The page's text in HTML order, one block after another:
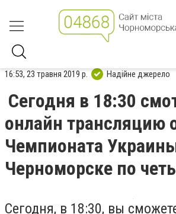
16:53, 23 травня 2019 р. Надійне джерело
Сегодня в 18:30
онлайн трансляцию
Чемпионата
Черноморске по
Сегодня, в 18:30, вы